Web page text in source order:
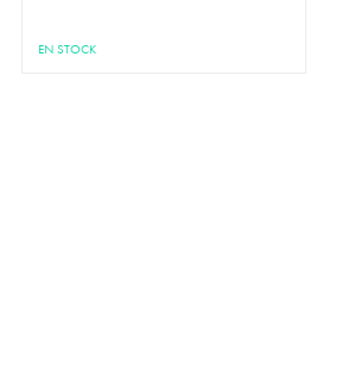
EN STOCK